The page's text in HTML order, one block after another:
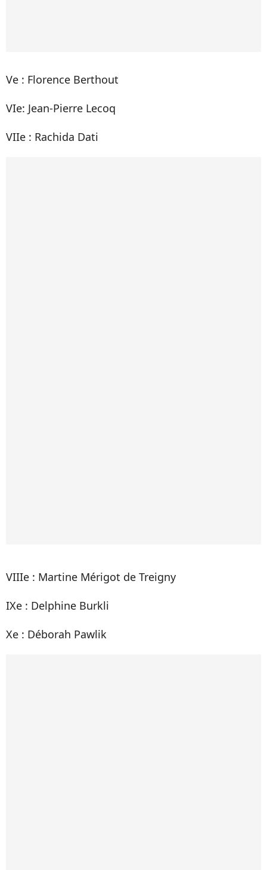
Ve : Florence Berthout
VIe: Jean-Pierre Lecoq
VIIe : Rachida Dati
VIIIe : Martine Mérigot de Treigny
IXe : Delphine Burkli
Xe : Déborah Pawlik